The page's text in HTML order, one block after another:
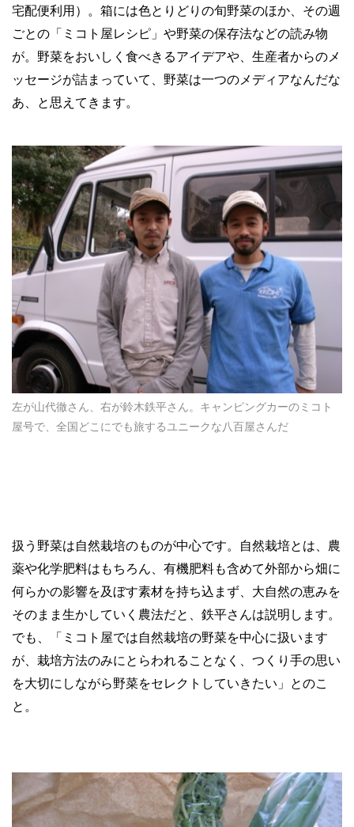
宅配便利用）。箱には色とりどりの旬野菜のほか、その週
ごとの「ミコト屋レシピ」や野菜の保存法などの読み物
が。野菜をおいしく食べきるアイデアや、生産者からのメ
ッセージが詰まっていて、野菜は一つのメディアなんだな
あ、と思えてきます。
左が山代徹さん、右が鈴木鉄平さん。キャンピングカーのミコト
屋号で、全国どこにでも旅するユニークな八百屋さんだ
扱う野菜は自然栽培のものが中心です。自然栽培とは、農
薬や化学肥料はもちろん、有機肥料も含めて外部から畑に
何らかの影響を及ぼす素材を持ち込まず、大自然の恵みを
そのまま生かしていく農法だと、鉄平さんは説明します。
でも、「ミコト屋では自然栽培の野菜を中心に扱います
が、栽培方法のみにとらわれることなく、つくり手の思い
を大切にしながら野菜をセレクトしていきたい」とのこ
と。